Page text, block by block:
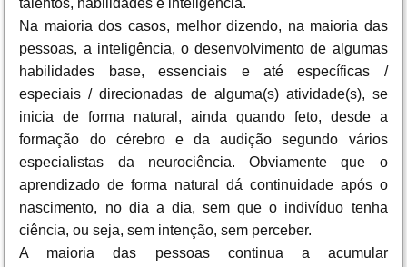
talentos, habilidades e inteligência.
Na maioria dos casos, melhor dizendo, na maioria das
pessoas, a inteligência, o desenvolvimento de algumas
habilidades base, essenciais e até específicas /
especiais / direcionadas de alguma(s) atividade(s), se
inicia de forma natural, ainda quando feto, desde a
formação do cérebro e da audição segundo vários
especialistas da neurociência. Obviamente que o
aprendizado de forma natural dá continuidade após o
nascimento, no dia a dia, sem que o indivíduo tenha
ciência, ou seja, sem intenção, sem perceber.
A maioria das pessoas continua a acumular